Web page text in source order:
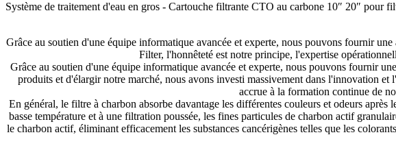
Système de traitement d'eau en gros - Cartouche filtrante CTO au carbone 10″ 20″ pour
Grâce au soutien d'une équipe informatique avancée et experte, nous pouvons fournir
Filter, l'honnêteté est notre principe, l'expertise
Grâce au soutien d'une équipe informatique avancée et experte, nous pouvons fournir
produits et d'élargir notre marché, nous avons investi massivement dans l'innovation
accrue à la formation continue de
En général, le filtre à charbon absorbe davantage les différentes couleurs et odeurs
basse température et à une filtration poussée, les fines particules de charbon actif
le charbon actif, éliminant efficacement les substances cancérigènes telles que les